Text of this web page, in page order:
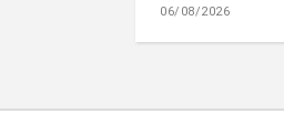
06/08/2026